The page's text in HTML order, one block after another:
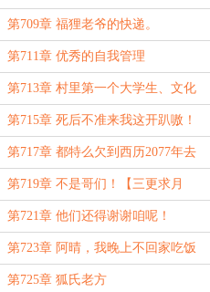
做法了
第709章 福狸老爷的快递。
第711章 优秀的自我管理
第713章 村里第一个大学生、文化
人【三更求月票】
第715章 死后不准来我这开趴嗷！
第717章 都特么欠到西历2077年去
了！
第719章 不是哥们！【三更求月
票】
第721章 他们还得谢谢咱呢！
第723章 阿晴，我晚上不回家吃饭
了【三更求月票】
第725章 狐氏老方